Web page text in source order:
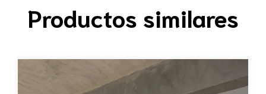
Productos similares